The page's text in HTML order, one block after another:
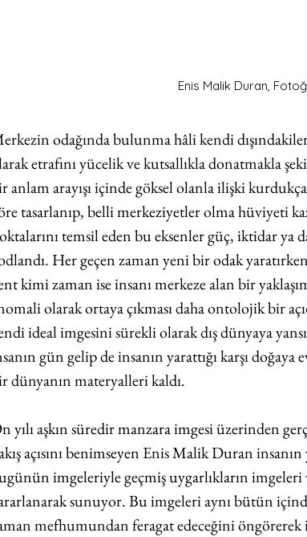
Enis Malik Duran,
odağında bulunma hâli kendi
etrafını yücelik ve kutsallıkla donatmakla
anlam arayışı içinde göksel olanla ilişki
tasarlanıp, belli merkeziyetler olma hüviyeti
temsil eden bu eksenler güç, iktidar
Her geçen zaman yeni bir odak
kimi zaman ise insanı merkeze alan bir
olarak ortaya çıkması daha ontolojik bir
ideal imgesini sürekli olarak dış dünyaya
gün gelip de insanın yarattığı karşı
dünyanın materyalleri kaldı.
yılı aşkın süredir manzara imgesi üzerinden
açısını benimseyen Enis Malik Duran
imgeleriyle geçmiş uygarlıkların
sunuyor. Bu imgeleri aynı bütün
mefhumundan feragat edeceğini öngörerek